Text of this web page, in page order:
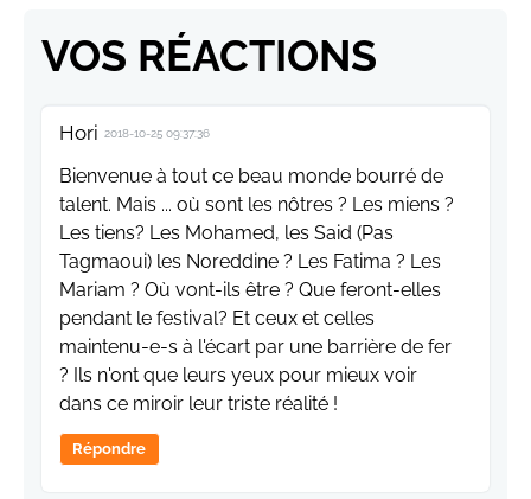
VOS RÉACTIONS
Hori 2018-10-25 09:37:36
Bienvenue à tout ce beau monde bourré de
talent. Mais ... où sont les nôtres ? Les miens ?
Les tiens? Les Mohamed, les Said (Pas
Tagmaoui) les Noreddine ? Les Fatima ? Les
Mariam ? Où vont-ils être ? Que feront-elles
pendant le festival? Et ceux et celles
maintenu-e-s à l'écart par une barrière de fer
? Ils n'ont que leurs yeux pour mieux voir
dans ce miroir leur triste réalité !
Répondre